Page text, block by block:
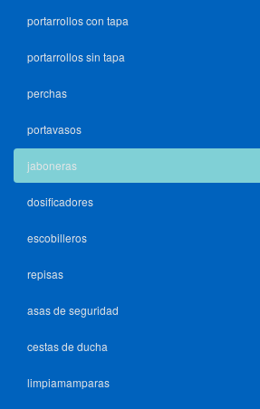
portarrollos con tapa
portarrollos sin tapa
perchas
portavasos
jaboneras
dosificadores
escobilleros
repisas
asas de seguridad
cestas de ducha
limpiamamparas